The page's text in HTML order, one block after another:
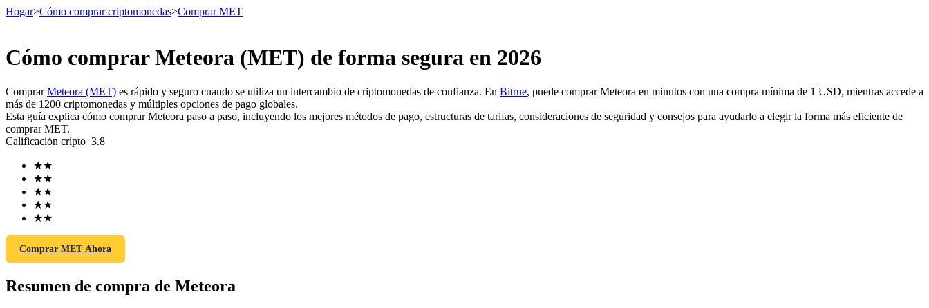
Futuros
Futuros del USDT
Hogar>Cómo comprar criptomonedas>Comprar MET
Cómo comprar Meteora (MET) de forma segura en 2026
ComprarMeteora (MET) es rápido y seguro cuando se utiliza un intercambio de criptomonedas de confianza. En Bitrue, puede comprar Meteora en minutos con una compra mínima de 1 USD, mientras accede a
más de 1200 criptomonedas y múltiples opciones de pago globales.
Esta guía explica cómo comprar Meteora paso a paso, incluyendo los mejores métodos de pago, estructuras de tarifas, consideraciones de seguridad y consejos para ayudarlo a elegir la forma más eficiente de
comprar MET.
Calificación cripto 3.8
★★
★★
★★
★★
★★
Comprar MET Ahora
Resumen de compra de Meteora